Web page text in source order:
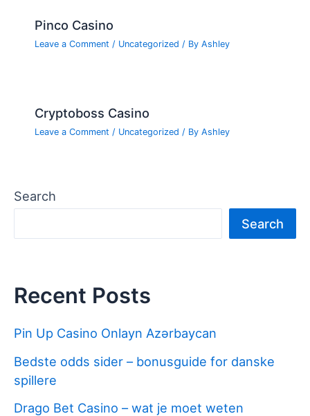
Pinco Casino
Leave a Comment / Uncategorized / By Ashley
Cryptoboss Casino
Leave a Comment / Uncategorized / By Ashley
Search
Search
Recent Posts
Pin Up Casino Onlayn Azərbaycan
Bedste odds sider – bonusguide for danske
spillere
Drago Bet Casino – wat je moet weten